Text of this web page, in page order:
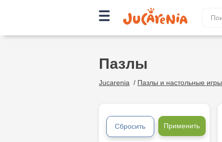
Пазлы
Jucarenia / Пазлы и настольные игры
Сбросить Применить